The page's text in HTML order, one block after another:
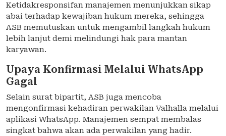
Ketidakresponsifan manajemen menunjukkan sikap
abai terhadap kewajiban hukum mereka, sehingga
ASB memutuskan untuk mengambil langkah hukum
lebih lanjut demi melindungi hak para mantan
karyawan.
Upaya Konfirmasi Melalui WhatsApp
Gagal
Selain surat bipartit, ASB juga mencoba
mengonfirmasi kehadiran perwakilan Valhalla melalui
aplikasi WhatsApp. Manajemen sempat membalas
singkat bahwa akan ada perwakilan yang hadir.